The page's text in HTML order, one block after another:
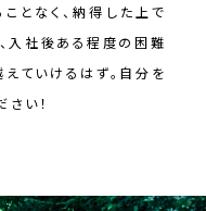
となく、納得した上で
入社後ある程度の困難
ていけるはず。自分を
さい！